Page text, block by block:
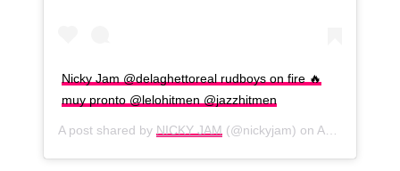
Nicky Jam @delaghettoreal rudboys on fire 🔥
muy pronto @lelohitmen @jazzhitmen
A post shared by NICKY JAM (@nickyjam) on Aug 24, 2020 at 11:44am PDT